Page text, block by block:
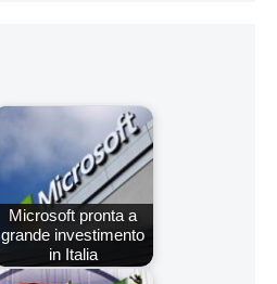
Microsoft pronta a
grande investimento
in Italia